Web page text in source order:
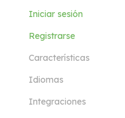
Iniciar sesión
Registrarse
Características
Idiomas
Integraciones